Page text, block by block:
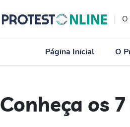
Página Inicial O
Conheça os